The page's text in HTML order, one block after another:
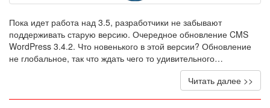
Пока идет работа над 3.5, разработчики не забывают
поддерживать старую версию. Очередное обновление CMS
WordPress 3.4.2. Что новенького в этой версии? Обновление
не глобальное, так что ждать чего то удивительного…
Читать далее >>